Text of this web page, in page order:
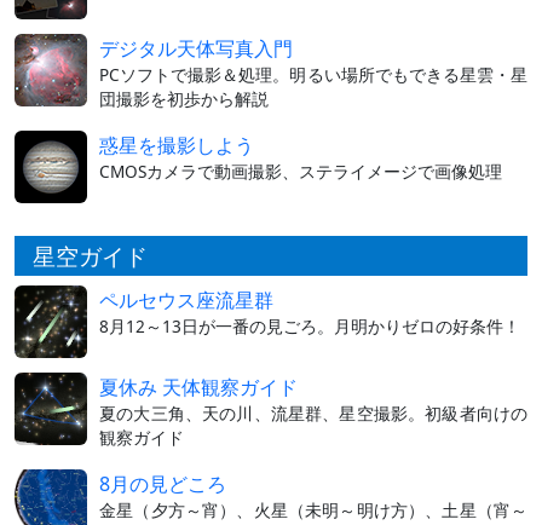
デジタル天体写真入門
PCソフトで撮影＆処理。明るい場所でもできる星雲・星
団撮影を初歩から解説
惑星を撮影しよう
CMOSカメラで動画撮影、ステライメージで画像処理
星空ガイド
ペルセウス座流星群
8月12～13日が一番の見ごろ。月明かりゼロの好条件！
夏休み 天体観察ガイド
夏の大三角、天の川、流星群、星空撮影。初級者向けの
観察ガイド
8月の見どころ
金星（夕方～宵）、火星（未明～明け方）、土星（宵～